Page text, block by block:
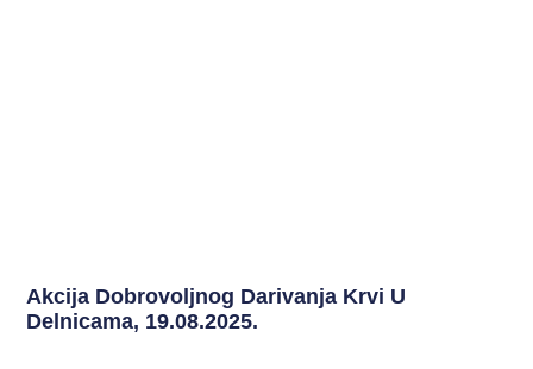
Akcija Dobrovoljnog Darivanja Krvi U
Delnicama, 19.08.2025.